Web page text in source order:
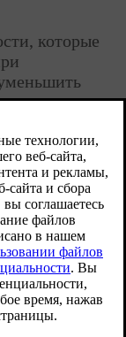
которые